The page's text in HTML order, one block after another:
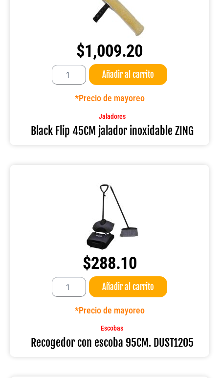
$1,009.20
Black
45CM
cantidad
Añadir al carrito
*Precio de mayoreo
Jaladores
Black Flip 45CM jalador inoxidable ZING
$288.10
Recogedor
escoba
Añadir al carrito
*Precio de mayoreo
Escobas
Recogedor con escoba 95CM. DUST1205